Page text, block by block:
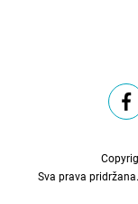
Sva prava